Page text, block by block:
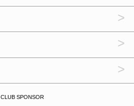
>
>
>
CLUB SPONSOR